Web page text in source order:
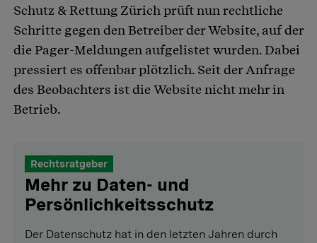
Schutz & Rettung Zürich prüft nun rechtliche
Schritte gegen den Betreiber der Website, auf der
die Pager-Meldungen aufgelistet wurden. Dabei
pressiert es offenbar plötzlich. Seit der Anfrage
des Beobachters ist die Website nicht mehr in
Betrieb.
Rechtsratgeber
Mehr zu Daten- und
Persönlichkeitsschutz
Der Datenschutz hat in den letzten Jahren durch